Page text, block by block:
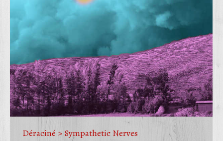
Déraciné > Sympathetic Nerves